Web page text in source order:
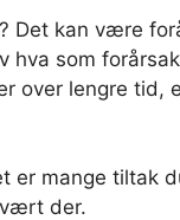
Det kan være
hva som
over lengre
er mange tiltak
vært der.